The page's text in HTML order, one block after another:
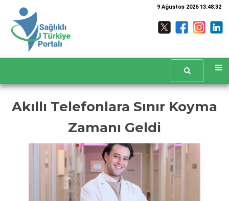
9 Ağustos 2026 13:48:32
Akıllı Telefonlara Sınır Koyma
Zamanı Geldi